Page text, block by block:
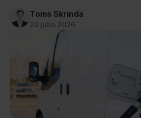
Toms Skrinda
20 julio 2026